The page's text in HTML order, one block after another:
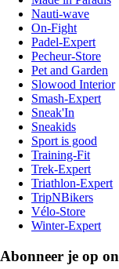
Nauti-wave
On-Fight
Padel-Expert
Pecheur-Store
Pet and Garden
Slowood Interior
Smash-Expert
Sneak'In
Sneakids
Sport is good
Training-Fit
Trek-Expert
Triathlon-Expert
TripNBikers
Vélo-Store
Winter-Expert
Abonneer je op